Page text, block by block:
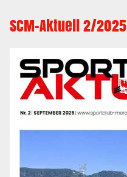
SCM-Aktuell 2/2025